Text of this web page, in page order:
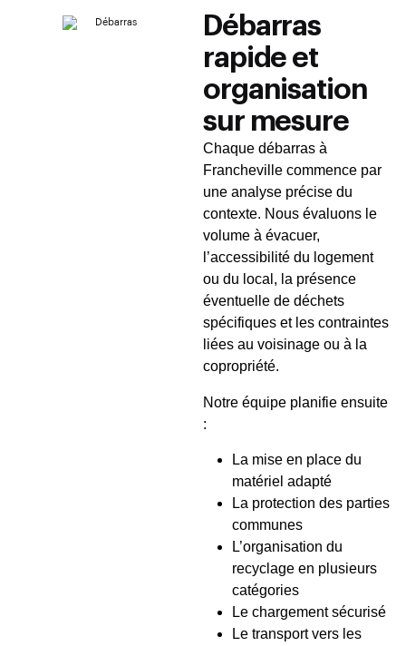
Débarras
rapide et
organisation
sur mesure
Chaque débarras à
Francheville commence par
une analyse précise du
contexte. Nous évaluons le
volume à évacuer,
l’accessibilité du logement
ou du local, la présence
éventuelle de déchets
spécifiques et les contraintes
liées au voisinage ou à la
copropriété.
Notre équipe planifie ensuite
:
La mise en place du
matériel adapté
La protection des parties
communes
L’organisation du
recyclage en plusieurs
catégories
Le chargement sécurisé
Le transport vers les